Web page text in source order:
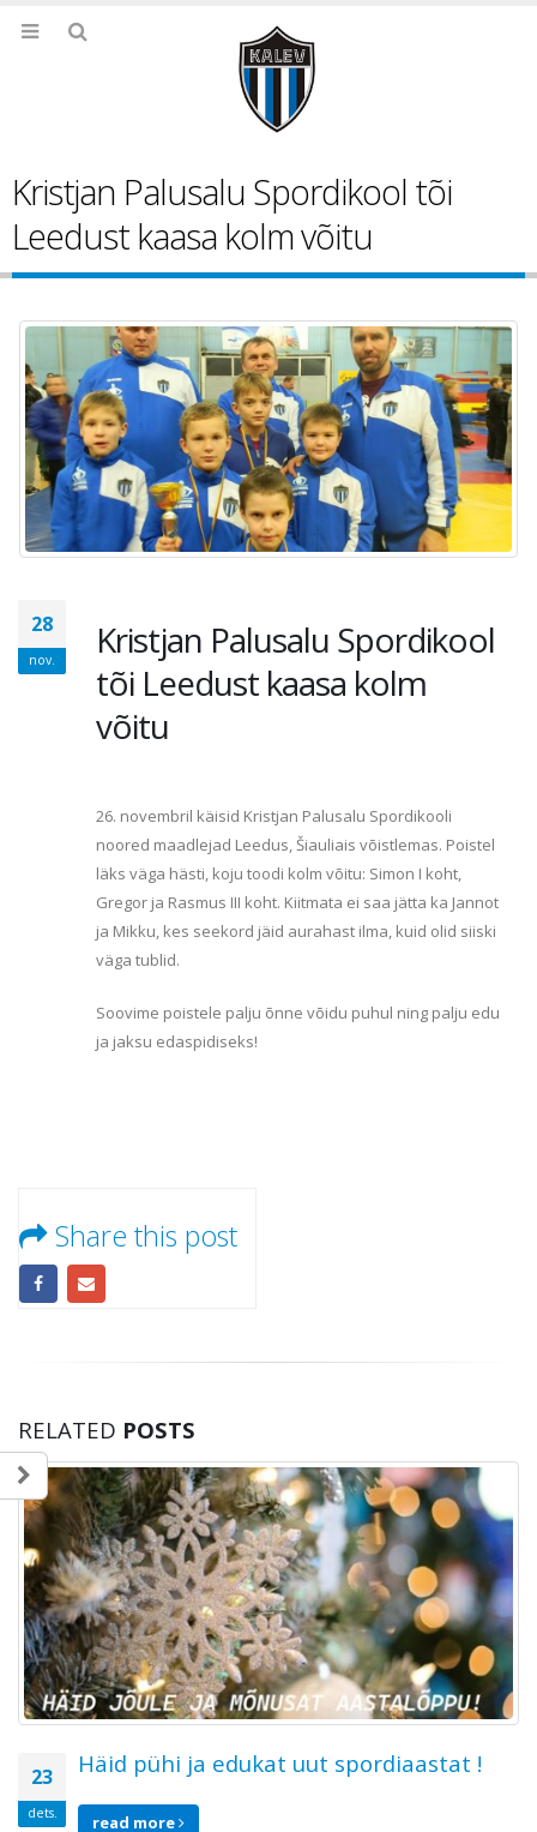
Kristjan Palusalu Spordikool tõi
Leedust kaasa kolm võitu
28
nov.
Kristjan Palusalu Spordikool
tõi Leedust kaasa kolm
võitu
26. novembril käisid Kristjan Palusalu Spordikooli
noored maadlejad Leedus, Šiauliais võistlemas. Poistel
läks väga hästi, koju toodi kolm võitu: Simon I koht,
Gregor ja Rasmus III koht. Kiitmata ei saa jätta ka Jannot
ja Mikku, kes seekord jäid aurahast ilma, kuid olid siiski
väga tublid.
Soovime poistele palju õnne võidu puhul ning palju edu
ja jaksu edaspidiseks!
Share this post
RELATED POSTS
23
dets.
Häid pühi ja edukat uut spordiaastat !
read more